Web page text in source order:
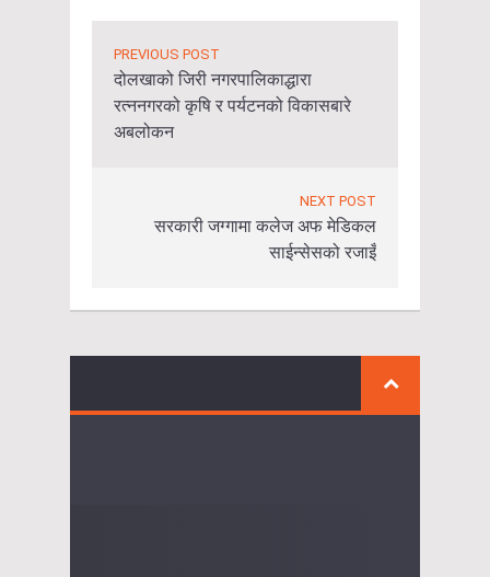
PREVIOUS POST
दोलखाको जिरी नगरपालिकाद्धारा
रत्ननगरको कृषि र पर्यटनको विकासबारे
अबलोकन
NEXT POST
सरकारी जग्गामा कलेज अफ मेडिकल
साईन्सेसको रजाइँ